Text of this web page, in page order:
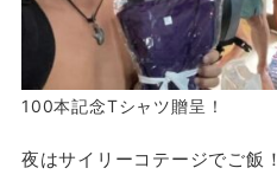
100本記念Tシャツ贈呈！
夜はサイリーコテージでご飯！